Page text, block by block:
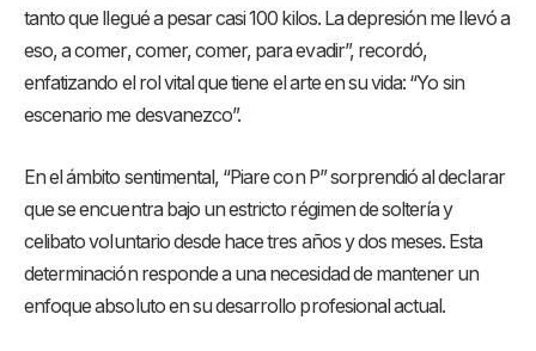
tanto que llegué a pesar casi 100 kilos. La depresión me llevó a
eso, a comer, comer, comer, para evadir”, recordó,
enfatizando el rol vital que tiene el arte en su vida: “Yo sin
escenario me desvanezco”.
En el ámbito sentimental, “Piare con P” sorprendió al declarar
que se encuentra bajo un estricto régimen de soltería y
celibato voluntario desde hace tres años y dos meses. Esta
determinación responde a una necesidad de mantener un
enfoque absoluto en su desarrollo profesional actual.